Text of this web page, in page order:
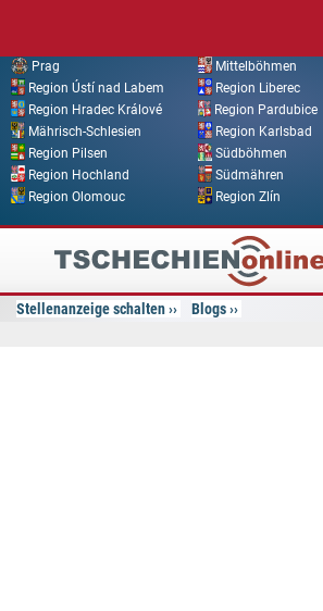
Prag
Mittelböhmen
Region Ústí nad Labem
Region Liberec
Region Hradec Králové
Region Pardubice
Mährisch-Schlesien
Region Karlsbad
Region Pilsen
Südböhmen
Region Hochland
Südmähren
Region Olomouc
Region Zlín
Tschechien
Online
Stellenanzeige schalten Blogs